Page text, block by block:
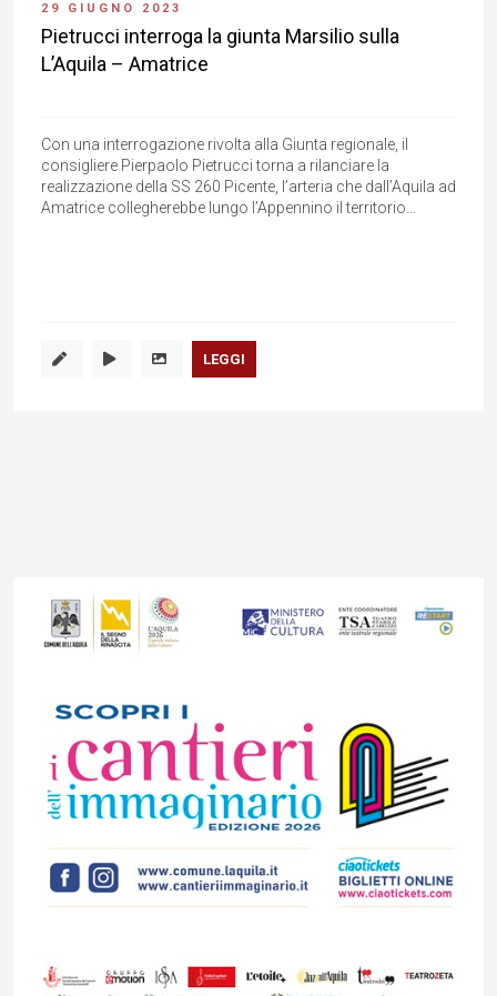
29 GIUGNO 2023
Pietrucci interroga la giunta Marsilio sulla
L’Aquila – Amatrice
Con una interrogazione rivolta alla Giunta regionale, il
consigliere Pierpaolo Pietrucci torna a rilanciare la
realizzazione della SS 260 Picente, l’arteria che dall’Aquila ad
Amatrice collegherebbe lungo l’Appennino il territorio...
LEGGI